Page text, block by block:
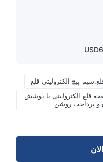
الکترولیتی قلع
قلع الکترولیتی با پوشش